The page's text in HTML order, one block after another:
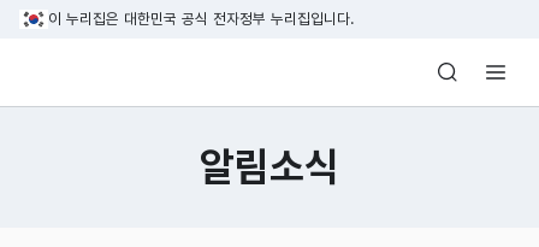
본문 바로가기
이 누리집은 대한민국 공식 전자정부 누리집입니다.
방송미디어통신위원회 Korea Media
알림소식